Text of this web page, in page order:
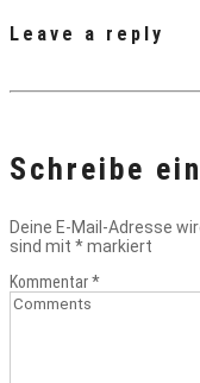
Leave a reply
Schreibe
Deine E-Mail-Adresse
sind mit *markiert
Kommentar*